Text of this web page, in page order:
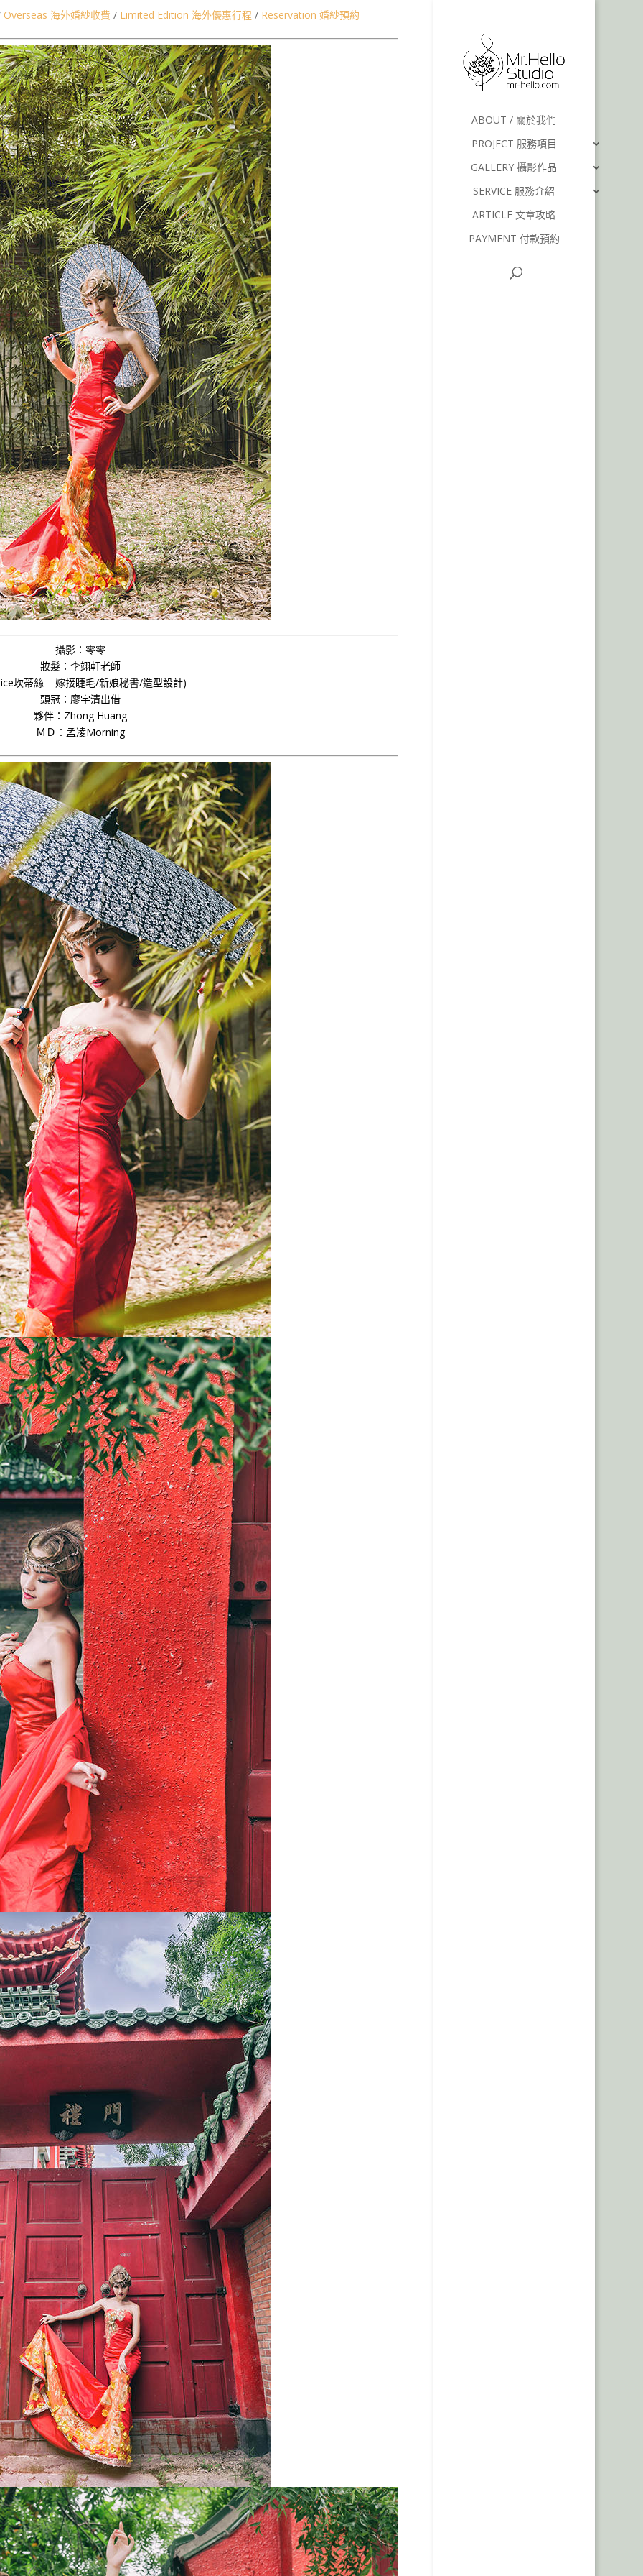
ABOUT / 關於我們
PROJECT 服務項目
GALLERY 攝影作品
SERVICE 服務介紹
ARTICLE 文章攻略
PAYMENT 付款預約
Overseas 海外婚紗收費 / Limited Edition 海外優惠行程 / Reservation 婚紗預約
攝影：零零
妝髮：李翊軒老師
坎蒂絲 – 嫁接睫毛/新娘秘書/造型設計)
頭冠：廖宇清出借
夥伴：Zhong Huang
ＭＤ： 孟凌Morning